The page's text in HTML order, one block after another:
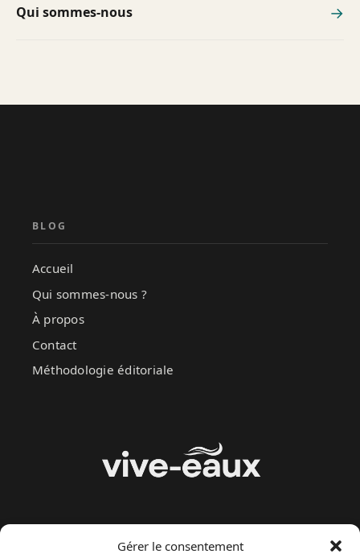
Gérer le consentement
Qui sommes-nous →
BLOG
Accueil
Qui sommes-nous ?
À propos
Contact
Méthodologie éditoriale